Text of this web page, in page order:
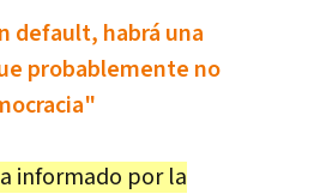
default, habrá una
probablemente no
informado por la